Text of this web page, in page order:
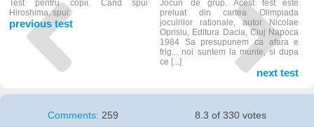
Test pentru copii. Cand spui
Hiroshima, spui:
previous test
Jocuri de grup. Acest test este
preluat din cartea Olimpiada
joculrilor rationale, autor Nicolae
Oprisiu, Editura Dacia, Cluj Napoca
1984 Sa presupunem ca afara e
frig... noi suntem la munte, si dupa
ce [...]
next test
Comments: 259 8.3 of 330 votes